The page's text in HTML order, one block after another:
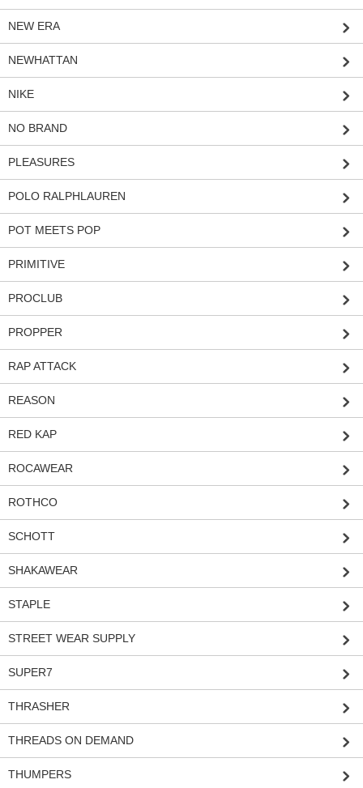
NEW ERA
NEWHATTAN
NIKE
NO BRAND
PLEASURES
POLO RALPHLAUREN
POT MEETS POP
PRIMITIVE
PROCLUB
PROPPER
RAP ATTACK
REASON
RED KAP
ROCAWEAR
ROTHCO
SCHOTT
SHAKAWEAR
STAPLE
STREET WEAR SUPPLY
SUPER7
THRASHER
THREADS ON DEMAND
THUMPERS